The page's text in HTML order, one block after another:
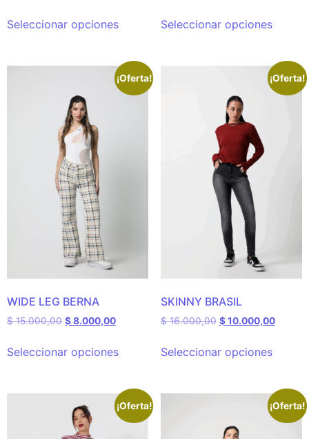
Seleccionar opciones Seleccionar opciones
¡Oferta!
WIDE LEG BERNA
$15.000,00 $8.000,00
Seleccionar opciones
¡Oferta!
SKINNY BRASIL
$16.000,00 $10.000,00
Seleccionar opciones
¡Oferta! ¡Oferta!